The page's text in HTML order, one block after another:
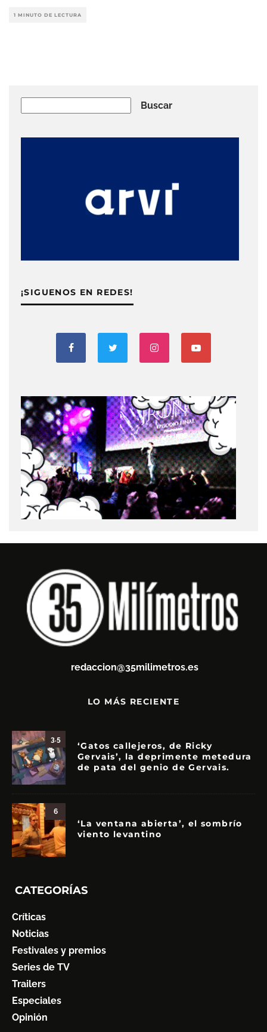
1 MINUTO DE LECTURA
Buscar
¡SIGUENOS EN REDES!
redaccion@35milimetros.es
LO MÁS RECIENTE
3.5
‘Gatos callejeros, de Ricky
Gervais’, la deprimente metedura
de pata del genio de Gervais.
6
‘La ventana abierta’, el sombrío
viento levantino
CATEGORÍAS
Críticas
Noticias
Festivales y premios
Series de TV
Trailers
Especiales
Opinión